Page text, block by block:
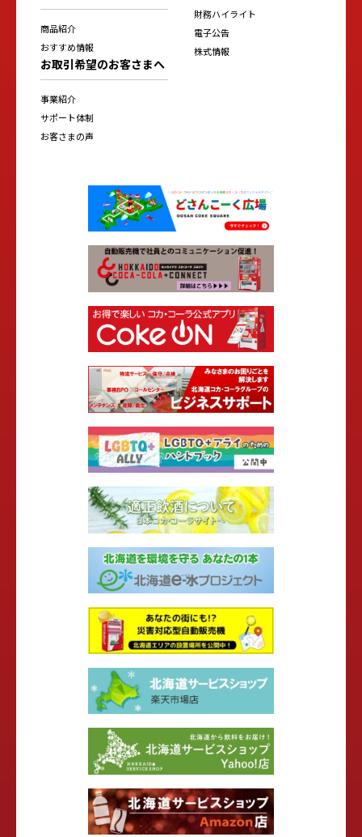
商品紹介
おすすめ情報
お取引希望のお客さまへ
事業紹介
サポート体制
お客さまの声
財務ハイライト
電子公告
株式情報